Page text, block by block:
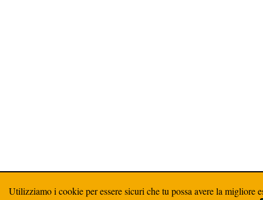
Utilizziamo i cookie per essere sicuri che tu possa avere la migliore